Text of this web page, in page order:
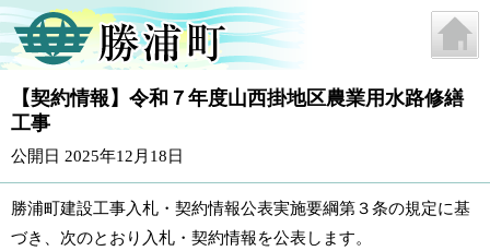
【契約情報】令和７年度山西掛地区農業用水路修繕
工事
公開日 2025年12月18日
勝浦町建設工事入札・契約情報公表実施要綱第３条の規定に基
づき、次のとおり入札・契約情報を公表します。